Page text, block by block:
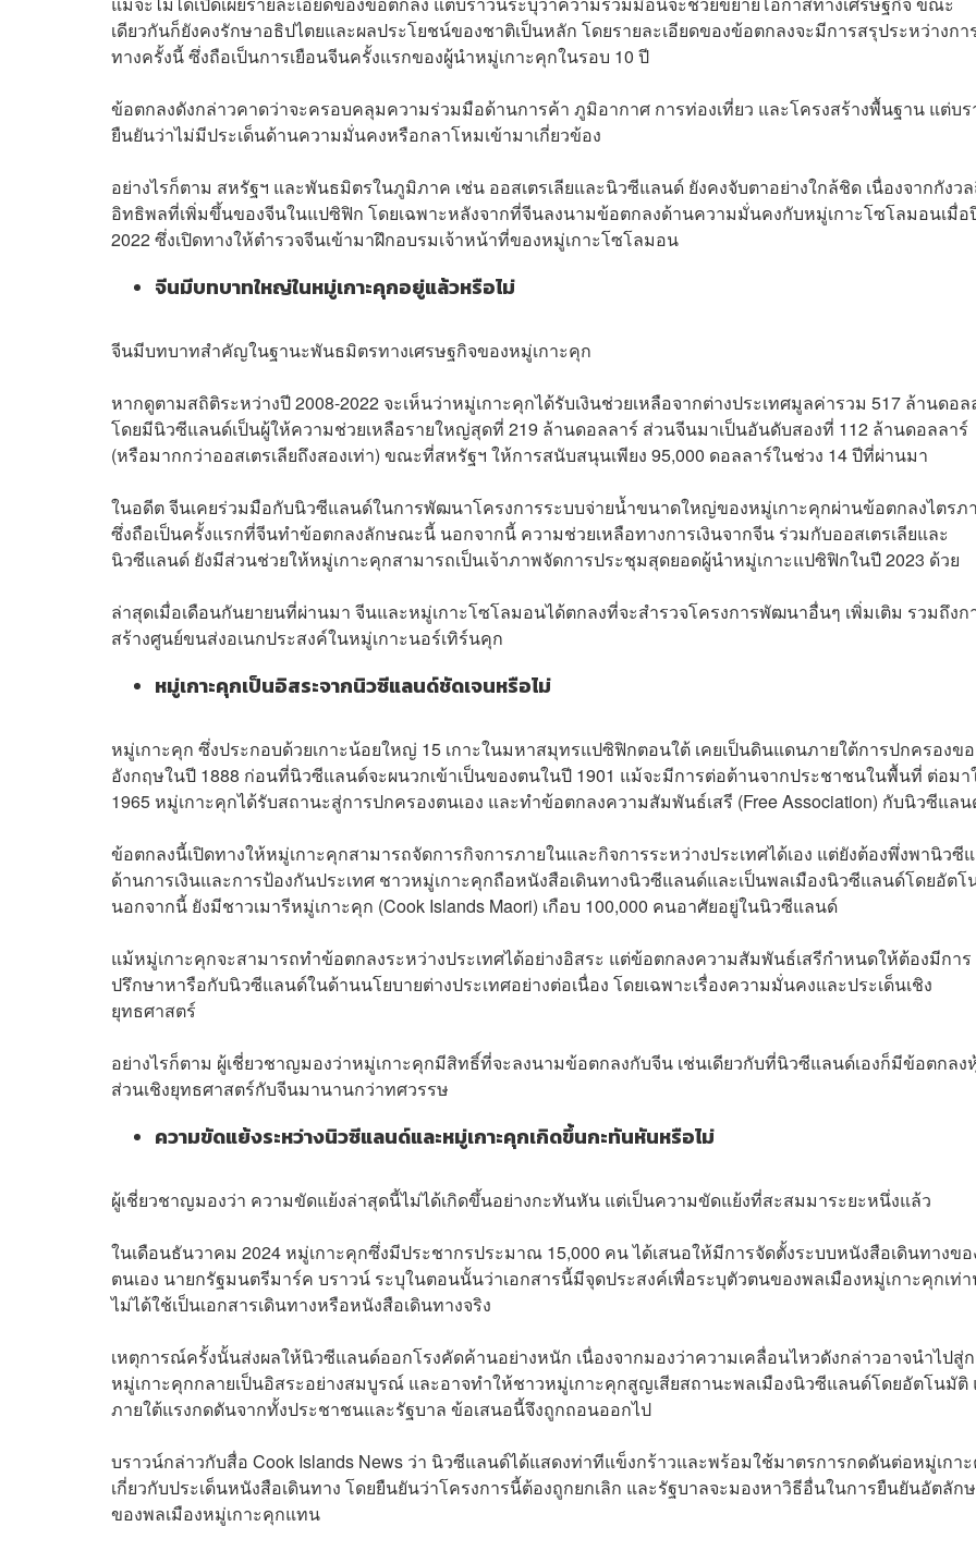
เดียวกันก็ยังคงรักษาอธิปไตยและผลประโยชน์ของชาติเป็นหลัก โดยรายละเอียดของข้อตกลงจะมีการสรุประหว่างกา
ทางครั้งนี้ ซึ่งถือเป็นการเยือนจีนครั้งแรกของผู้นำหมู่เกาะคุกในรอบ 10 ปี
ข้อตกลงดังกล่าวคาดว่าจะครอบคลุมความร่วมมือด้านการค้า ภูมิอากาศ การท่องเที่ยว และโครงสร้างพื้นฐาน แต่บ
ยืนยันว่าไม่มีประเด็นด้านความมั่นคงหรือกลาโหมเข้ามาเกี่ยวข้อง
อย่างไรก็ตาม สหรัฐฯ และพันธมิตรในภูมิภาค เช่น ออสเตรเลียและนิวซีแลนด์ ยังคงจับตาอย่างใกล้ชิด เนื่องจากกังว
อิทธิพลที่เพิ่มขึ้นของจีนในแปซิฟิก โดยเฉพาะหลังจากที่จีนลงนามข้อตกลงด้านความมั่นคงกับหมู่เกาะโซโลมอนเมื่อ
2022 ซึ่งเปิดทางให้ตำรวจจีนเข้ามาฝึกอบรมเจ้าหน้าที่ของหมู่เกาะโซโลมอน
จีนมีบทบาทใหญ่ในหมู่เกาะคุกอยู่แล้วหรือไม่
จีนมีบทบาทสำคัญในฐานะพันธมิตรทางเศรษฐกิจของหมู่เกาะคุก
หากดูตามสถิติระหว่างปี 2008-2022 จะเห็นว่าหมู่เกาะคุกได้รับเงินช่วยเหลือจากต่างประเทศมูลค่ารวม 517 ล้านดอล
โดยมีนิวซีแลนด์เป็นผู้ให้ความช่วยเหลือรายใหญ่สุดที่ 219 ล้านดอลลาร์ ส่วนจีนมาเป็นอันดับสองที่ 112 ล้านดอลลาร์
(หรือมากกว่าออสเตรเลียถึงสองเท่า) ขณะที่สหรัฐฯ ให้การสนับสนุนเพียง 95,000 ดอลลาร์ในช่วง 14 ปีที่ผ่านมา
ในอดีต จีนเคยร่วมมือกับนิวซีแลนด์ในการพัฒนาโครงการระบบจ่ายน้ำขนาดใหญ่ของหมู่เกาะคุกผ่านข้อตกลงไตรภ
ซึ่งถือเป็นครั้งแรกที่จีนทำข้อตกลงลักษณะนี้ นอกจากนี้ ความช่วยเหลือทางการเงินจากจีน ร่วมกับออสเตรเลียและ
นิวซีแลนด์ ยังมีส่วนช่วยให้หมู่เกาะคุกสามารถเป็นเจ้าภาพจัดการประชุมสุดยอดผู้นำหมู่เกาะแปซิฟิกในปี 2023 ด้วย
ล่าสุดเมื่อเดือนกันยายนที่ผ่านมา จีนและหมู่เกาะโซโลมอนได้ตกลงที่จะสำรวจโครงการพัฒนาอื่นๆ เพิ่มเติม รวมถึงก
สร้างศูนย์ขนส่งอเนกประสงค์ในหมู่เกาะนอร์เทิร์นคุก
หมู่เกาะคุกเป็นอิสระจากนิวซีแลนด์ชัดเจนหรือไม่
หมู่เกาะคุก ซึ่งประกอบด้วยเกาะน้อยใหญ่ 15 เกาะในมหาสมุทรแปซิฟิกตอนใต้ เคยเป็นดินแดนภายใต้การปกครองข
อังกฤษในปี 1888 ก่อนที่นิวซีแลนด์จะผนวกเข้าเป็นของตนในปี 1901 แม้จะมีการต่อต้านจากประชาชนในพื้นที่ ต่อมา
1965 หมู่เกาะคุกได้รับสถานะสู่การปกครองตนเอง และทำข้อตกลงความสัมพันธ์เสรี (Free Association) กับนิวซีแล
ข้อตกลงนี้เปิดทางให้หมู่เกาะคุกสามารถจัดการกิจการภายในและกิจการระหว่างประเทศได้เอง แต่ยังต้องพึ่งพานิวซี
ด้านการเงินและการป้องกันประเทศ ชาวหมู่เกาะคุกถือหนังสือเดินทางนิวซีแลนด์และเป็นพลเมืองนิวซีแลนด์โดยอัตโ
นอกจากนี้ ยังมีชาวเมารีหมู่เกาะคุก (Cook Islands Maori) เกือบ 100,000 คนอาศัยอยู่ในนิวซีแลนด์
แม้หมู่เกาะคุกจะสามารถทำข้อตกลงระหว่างประเทศได้อย่างอิสระ แต่ข้อตกลงความสัมพันธ์เสรีกำหนดให้ต้องมีการ
ปรึกษาหารือกับนิวซีแลนด์ในด้านนโยบายต่างประเทศอย่างต่อเนื่อง โดยเฉพาะเรื่องความมั่นคงและประเด็นเชิง
ยุทธศาสตร์
อย่างไรก็ตาม ผู้เชี่ยวชาญมองว่าหมู่เกาะคุกมีสิทธิ์ที่จะลงนามข้อตกลงกับจีน เช่นเดียวกับที่นิวซีแลนด์เองก็มีข้อตกลง
ส่วนเชิงยุทธศาสตร์กับจีนมานานกว่าทศวรรษ
ความขัดแย้งระหว่างนิวซีแลนด์และหมู่เกาะคุกเกิดขึ้นกะทันหันหรือไม่
ผู้เชี่ยวชาญมองว่า ความขัดแย้งล่าสุดนี้ไม่ได้เกิดขึ้นอย่างกะทันหัน แต่เป็นความขัดแย้งที่สะสมมาระยะหนึ่งแล้ว
ในเดือนธันวาคม 2024 หมู่เกาะคุกซึ่งมีประชากรประมาณ 15,000 คน ได้เสนอให้มีการจัดตั้งระบบหนังสือเดินทางขอ
ตนเอง นายกรัฐมนตรีมาร์ค บราวน์ ระบุในตอนนั้นว่าเอกสารนี้มีจุดประสงค์เพื่อระบุตัวตนของพลเมืองหมู่เกาะคุกเท่
ไม่ได้ใช้เป็นเอกสารเดินทางหรือหนังสือเดินทางจริง
เหตุการณ์ครั้งนั้นส่งผลให้นิวซีแลนด์ออกโรงคัดค้านอย่างหนัก เนื่องจากมองว่าความเคลื่อนไหวดังกล่าวอาจนำไปสู่
หมู่เกาะคุกกลายเป็นอิสระอย่างสมบูรณ์ และอาจทำให้ชาวหมู่เกาะคุกสูญเสียสถานะพลเมืองนิวซีแลนด์โดยอัตโนมัติ
ภายใต้แรงกดดันจากทั้งประชาชนและรัฐบาล ข้อเสนอนี้จึงถูกถอนออกไป
บราวน์กล่าวกับสื่อ Cook Islands News ว่า นิวซีแลนด์ได้แสดงท่าทีแข็งกร้าวและพร้อมใช้มาตรการกดดันต่อหมู่เกา
เกี่ยวกับประเด็นหนังสือเดินทาง โดยยืนยันว่าโครงการนี้ต้องถูกยกเลิก และรัฐบาลจะมองหาวิธีอื่นในการยืนยันอัตลั
ของพลเมืองหมู่เกาะคุกแทน